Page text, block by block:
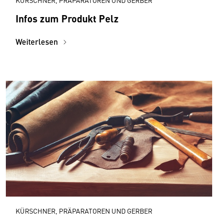
Infos zum Produkt Pelz
Weiterlesen
KÜRSCHNER, PRÄPARATOREN UND GERBER